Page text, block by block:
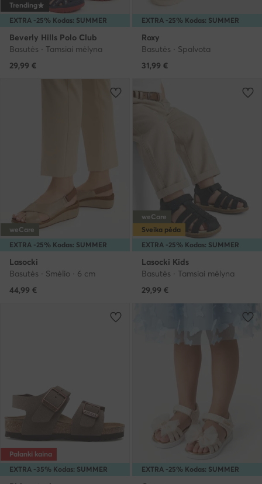
EXTRA -25% Kodas: SUMMER
Trending
Beverly Hills Polo Club
Basutės · Tamsiai mėlyna
29,99 €
EXTRA -25% Kodas: SUMMER
Roxy
Basutės · Spalvota
31,99 €
EXTRA -25% Kodas: SUMMER
weCare
Lasocki
Basutės · Smėlio · 6 cm
44,99 €
EXTRA -25% Kodas: SUMMER
weCare
Sveika pėda
Lasocki Kids
Basutės · Tamsiai mėlyna
29,99 €
EXTRA -35% Kodas: SUMMER
Palanki kaina
EXTRA -25% Kodas: SUMMER